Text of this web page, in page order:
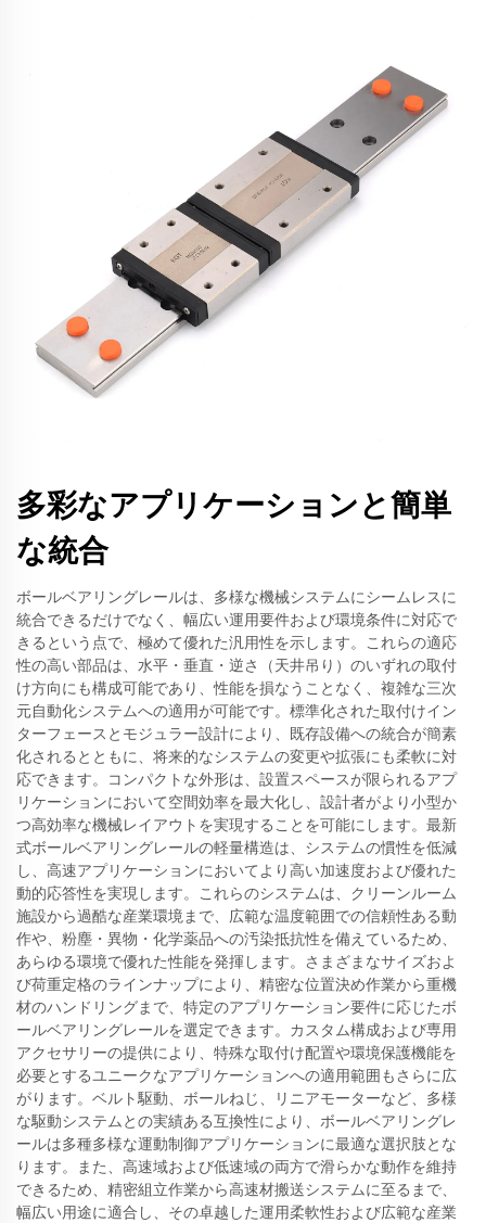
多彩なアプリケーションと簡単
な統合
ボールベアリングレールは、多様な機械システムにシームレスに
統合できるだけでなく、幅広い運用要件および環境条件に対応で
きるという点で、極めて優れた汎用性を示します。これらの適応
性の高い部品は、水平・垂直・逆さ（天井吊り）のいずれの取付
け方向にも構成可能であり、性能を損なうことなく、複雑な三次
元自動化システムへの適用が可能です。標準化された取付けイン
ターフェースとモジュラー設計により、既存設備への統合が簡素
化されるとともに、将来的なシステムの変更や拡張にも柔軟に対
応できます。コンパクトな外形は、設置スペースが限られるアプ
リケーションにおいて空間効率を最大化し、設計者がより小型か
つ高効率な機械レイアウトを実現することを可能にします。最新
式ボールベアリングレールの軽量構造は、システムの慣性を低減
し、高速アプリケーションにおいてより高い加速度および優れた
動的応答性を実現します。これらのシステムは、クリーンルーム
施設から過酷な産業環境まで、広範な温度範囲での信頼性ある動
作や、粉塵・異物・化学薬品への汚染抵抗性を備えているため、
あらゆる環境で優れた性能を発揮します。さまざまなサイズおよ
び荷重定格のラインナップにより、精密な位置決め作業から重機
材のハンドリングまで、特定のアプリケーション要件に応じたボ
ールベアリングレールを選定できます。カスタム構成および専用
アクセサリーの提供により、特殊な取付け配置や環境保護機能を
必要とするユニークなアプリケーションへの適用範囲もさらに広
がります。ベルト駆動、ボールねじ、リニアモーターなど、多様
な駆動システムとの実績ある互換性により、ボールベアリングレ
ールは多種多様な運動制御アプリケーションに最適な選択肢とな
ります。また、高速域および低速域の両方で滑らかな動作を維持
できるため、精密組立作業から高速材搬送システムに至るまで、
幅広い用途に適合し、その卓越した運用柔軟性および広範な産業